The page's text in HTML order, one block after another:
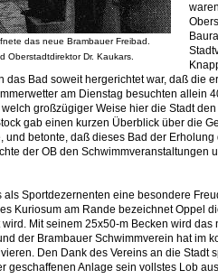
das neue Brambauer Freibad.
Oberstadtdirektor Dr. Kaukars.
das Bad soweit hergerichtet war, daß die
am Dienstag besuchten allein
großzügiger Weise hier die Stadt
gab einen kurzen Überblick über die
und betonte, daß dieses Bad der
der OB den Schwimmveranstaltungen
als Sportdezernenten eine besondere
Kuriosum am Rande bezeichnet Oppel
Mit seinem 25x50-m Becken wird
der Brambauer Schwimmverein hat im
Den Dank des Vereins an die Stadt
geschaffenen Anlage sein vollstes Lob